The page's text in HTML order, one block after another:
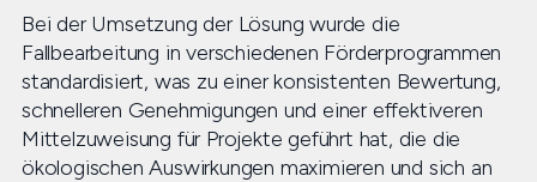
Bei der Umsetzung der Lösung wurde die
Fallbearbeitung in verschiedenen Förderprogrammen
standardisiert, was zu einer konsistenten Bewertung,
schnelleren Genehmigungen und einer effektiveren
Mittelzuweisung für Projekte geführt hat, die die
ökologischen Auswirkungen maximieren und sich an